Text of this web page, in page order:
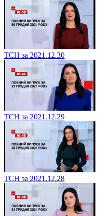
ТСН за 2021.12.30
ТСН за 2021.12.29
ТСН за 2021.12.28